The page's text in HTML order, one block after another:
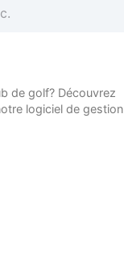
de golf? Découvrez
logiciel de gestion